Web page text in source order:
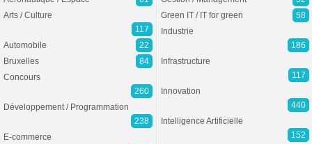
Arts / Culture
117
Automobile
22
Bruxelles
84
Concours
260
Développement / Programmation
238
E-commerce
Green IT / IT for green
58
Industrie
186
Infrastructure
117
Innovation
440
Intelligence Artificielle
152